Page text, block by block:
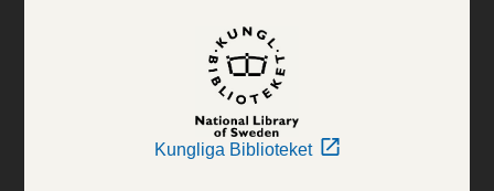
Kungliga Biblioteket